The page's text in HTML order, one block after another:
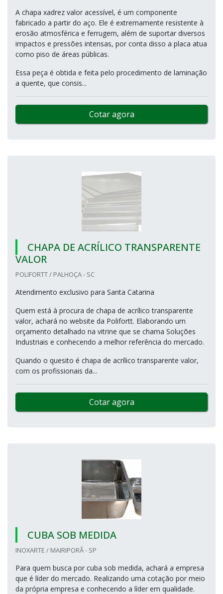
A chapa xadrez valor acessível, é um componente
fabricado a partir do aço. Ele é extremamente resistente à
erosão atmosférica e ferrugem, além de suportar diversos
impactos e pressões intensas, por conta disso a placa atua
como piso de áreas públicas.
Essa peça é obtida e feita pelo procedimento de laminação
a quente, que consis...
Cotar agora
CHAPA DE ACRÍLICO TRANSPARENTE
VALOR
POLIFORTT / PALHOÇA - SC
Atendimento exclusivo para Santa Catarina
Quem está à procura de chapa de acrílico transparente
valor, achará no website da Polifortt. Elaborando um
orçamento detalhado na vitrine que se chama Soluções
Industriais e conhecendo a melhor referência do mercado.
Quando o quesito é chapa de acrílico transparente valor,
com os profissionais da...
Cotar agora
CUBA SOB MEDIDA
INOXARTE / MAIRIPORÃ - SP
Para quem busca por cuba sob medida, achará a empresa
que é líder do mercado. Realizando uma cotação por meio
da própria empresa e conhecendo a líder em qualidade.